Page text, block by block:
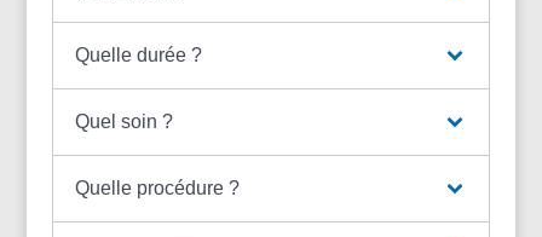
Quelle durée ?
Quel soin ?
Quelle procédure ?